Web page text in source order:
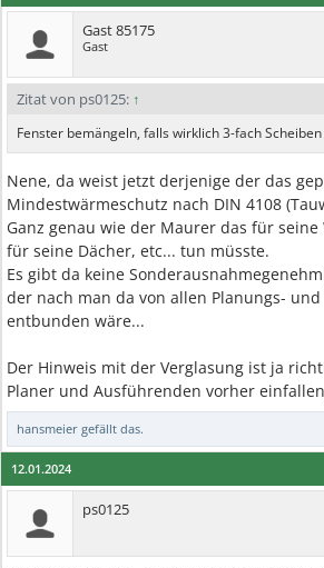
Gast 85175
Gast
Zitat von ps0125: ↑
Fenster bemängeln, falls wirklich 3-fach
Nene, da weist jetzt derjenige der das
Mindestwärmeschutz nach DIN 4108
Ganz genau wie der Maurer das für
für seine Dächer, etc... tun müsste.
Es gibt da keine
der nach man da von allen Planungs-
entbunden wäre...
Der Hinweis mit der Verglasung ist ja
Planer und Ausführenden vorher
hansmeier gefällt das.
12.01.2024
ps0125